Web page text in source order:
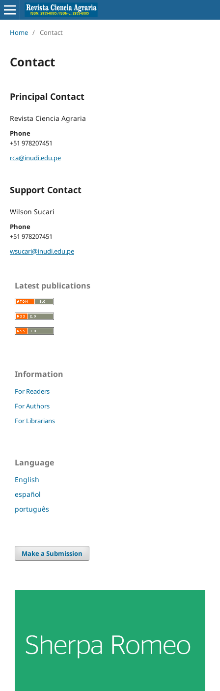
Home / Contact
Contact
Principal Contact
Revista Ciencia Agraria
Phone
+51 978207451
rca@inudi.edu.pe
Support Contact
Wilson Sucari
Phone
+51 978207451
wsucari@inudi.edu.pe
Latest publications
Information
For Readers
For Authors
For Librarians
Language
English
español
português
Make a Submission